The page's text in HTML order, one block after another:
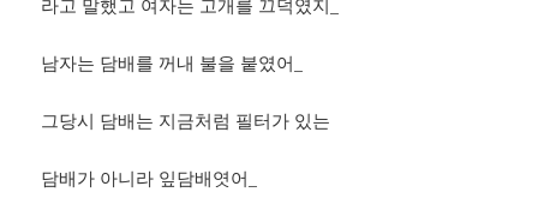
남자는 담배를 꺼내 불을 붙였어_
그당시 담배는 지금처럼 필터가 있는
담배가 아니라 잎담배엿어_